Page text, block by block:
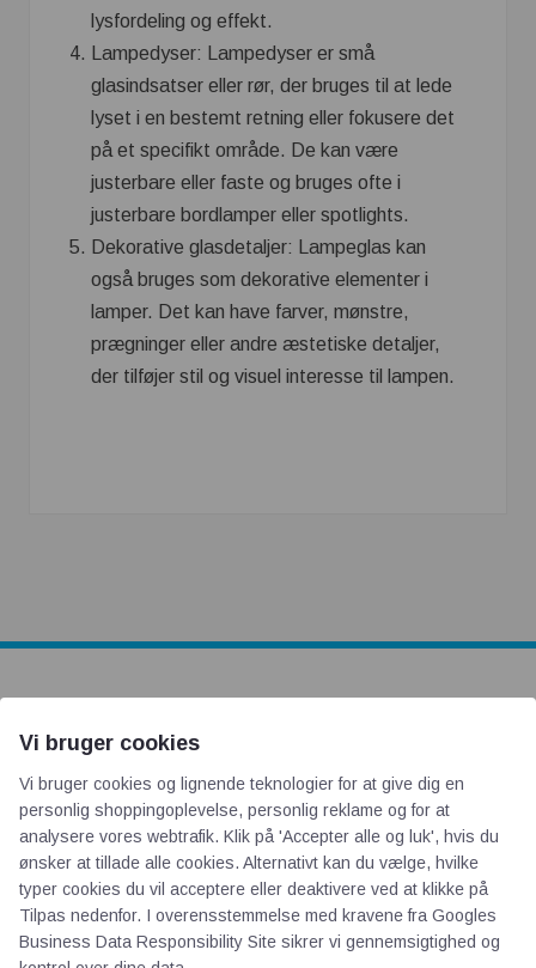
lysfordeling og effekt.
Lampedyser: Lampedyser er små
glasindsatser eller rør, der bruges til at lede
lyset i en bestemt retning eller fokusere det
på et specifikt område. De kan være
justerbare eller faste og bruges ofte i
justerbare bordlamper eller spotlights.
Dekorative glasdetaljer: Lampeglas kan
også bruges som dekorative elementer i
lamper. Det kan have farver, mønstre,
prægninger eller andre æstetiske detaljer,
der tilføjer stil og visuel interesse til lampen.
Om os
Priser
Kontakt
Persondata
Videncentre
Vi bruger cookies
Vi bruger cookies og lignende teknologier for at give dig en
personlig shoppingoplevelse, personlig reklame og for at
analysere vores webtrafik. Klik på 'Accepter alle og luk', hvis du
ønsker at tillade alle cookies. Alternativt kan du vælge, hvilke
typer cookies du vil acceptere eller deaktivere ved at klikke på
Tilpas nedenfor. I overensstemmelse med kravene fra Googles
Business Data Responsibility Site sikrer vi gennemsigtighed og